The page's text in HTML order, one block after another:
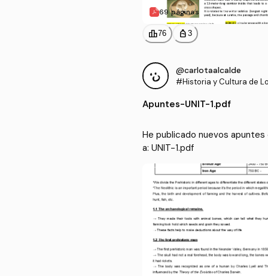
69 páginas
leaderboard76 personal_bag 3
@carlotaalcalde
#Historia y Cultura de
Apuntes-UNIT-1.pdf
He publicado nuevos apuntes
a: UNIT-1.pdf